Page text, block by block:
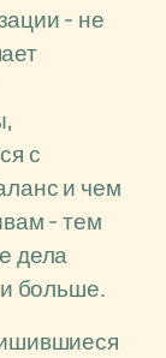
- не
с
и чем
- тем
дела
больше.